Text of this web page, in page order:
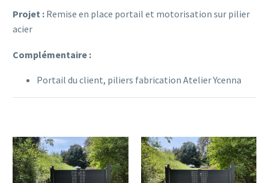
Projet : Remise en place portail et motorisation sur pilier
acier
Complémentaire :
Portail du client, piliers fabrication Atelier Ycenna